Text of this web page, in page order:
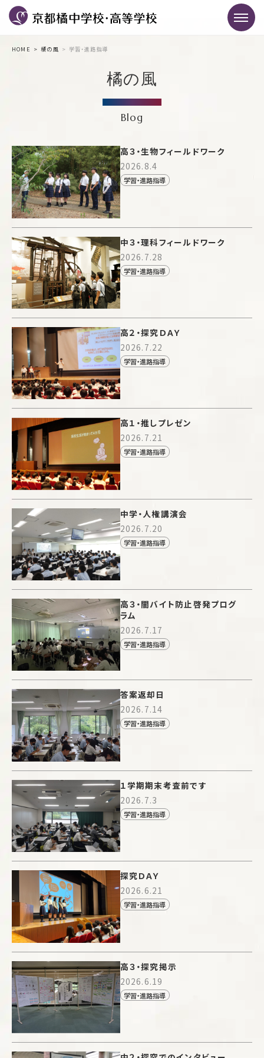
HOME 橘の風 学習・進路指導
橘の風
Blog
高３・生物フィールドワーク
2026.8.4
学習・進路指導
中３・理科フィールドワーク
2026.7.28
学習・進路指導
高２・探究ＤＡＹ
2026.7.22
学習・進路指導
高１・推しプレゼン
2026.7.21
学習・進路指導
中学・人権講演会
2026.7.20
学習・進路指導
高３・闇バイト防止啓発プログ
ラム
2026.7.17
学習・進路指導
答案返却日
2026.7.14
学習・進路指導
１学期期末考査前です
2026.7.3
学習・進路指導
探究ＤＡＹ
2026.6.21
学習・進路指導
高３・探究掲示
2026.6.19
学習・進路指導